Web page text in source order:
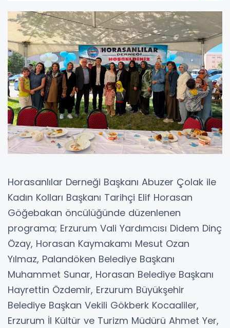
Horasanlılar Derneği Başkanı Abuzer Çolak ile
Kadın Kolları Başkanı Tarihçi Elif Horasan
Göğebakan öncülüğünde düzenlenen
programa; Erzurum Vali Yardımcısı Didem Dinç
Özay, Horasan Kaymakamı Mesut Ozan
Yılmaz, Palandöken Belediye Başkanı
Muhammet Sunar, Horasan Belediye Başkanı
Hayrettin Özdemir, Erzurum Büyükşehir
Belediye Başkan Vekili Gökberk Kocaaliler,
Erzurum İl Kültür ve Turizm Müdürü Ahmet Yer,